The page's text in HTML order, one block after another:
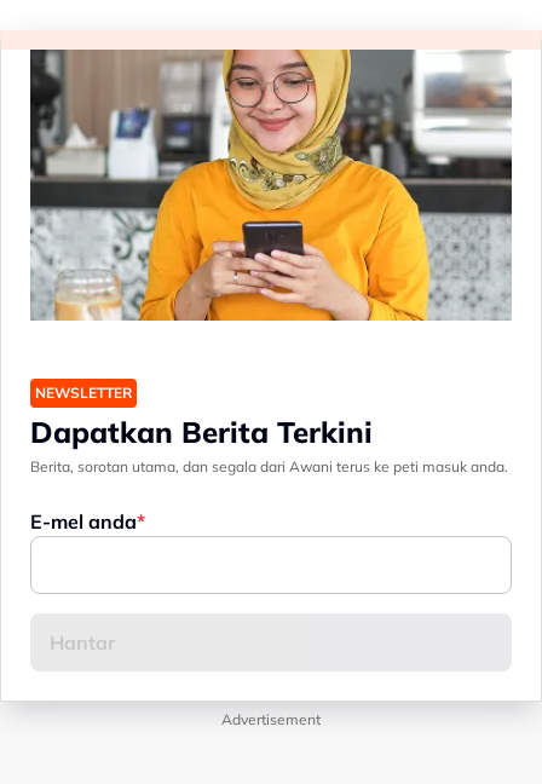
NEWSLETTER
Dapatkan Berita Terkini
Berita, sorotan utama, dan segala dari Awani terus ke peti masuk anda.
E-mel anda
Advertisement